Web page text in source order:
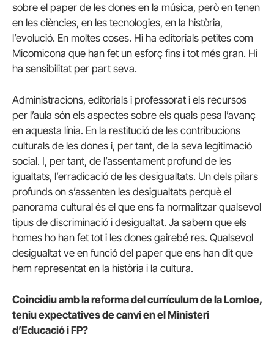
sobre el paper de les dones en la música, però en tenen
en les ciències, en les tecnologies, en la història,
l’evolució. En moltes coses. Hi ha editorials petites com
Micomicona que han fet un esforç fins i tot més gran. Hi
ha sensibilitat per part seva.
Administracions, editorials i professorat i els recursos
per l’aula són els aspectes sobre els quals pesa l’avanç
en aquesta línia. En la restitució de les contribucions
culturals de les dones i, per tant, de la seva legitimació
social. I, per tant, de l’assentament profund de les
igualtats, l’erradicació de les desigualtats. Un dels pilars
profunds on s’assenten les desigualtats perquè el
panorama cultural és el que ens fa normalitzar qualsevol
tipus de discriminació i desigualtat. Ja sabem que els
homes ho han fet tot i les dones gairebé res. Qualsevol
desigualtat ve en funció del paper que ens han dit que
hem representat en la història i la cultura.
Coincidiu amb la reforma del currículum de la Lomloe,
teniu expectatives de canvi en el Ministeri
d’Educació i FP?